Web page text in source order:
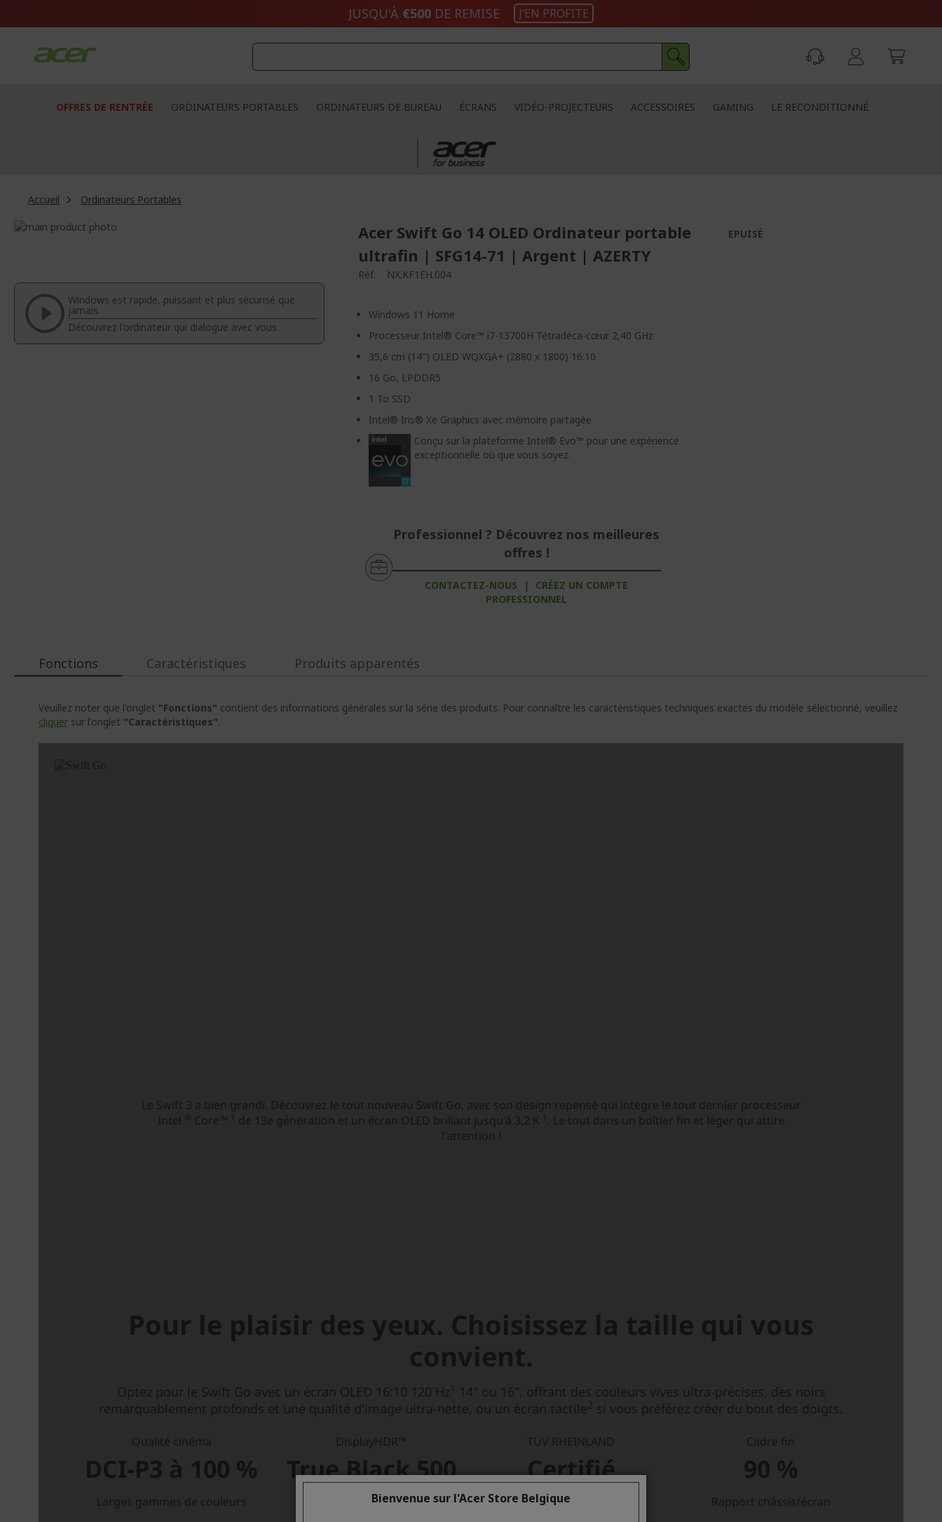
JUSQU'À €500 DE REMISE J’EN PROFITE
OFFRES DE RENTRÉE ORDINATEURS PORTABLES ORDINATEURS DE BUREAU ÉCRANS VIDÉO-PROJECTEURS ACCESSOIRES GAMING LE RECONDITIONNÉ
Accueil
Ordinateurs Portables
Passer
de
galerie
d’images
de
Galerie
d’images
Windows est rapide, puissant et plus sécurisé que
jamais.
Découvrez l'ordinateur qui dialogue avec vous.
Acer Swift Go 14 OLED Ordinateur portable
ultrafin | SFG14-71 | Argent | AZERTY
Réf. NX.KF1EH.004
Windows 11 Home
Processeur Intel® Core™ i7-13700H Tétradéca-cœur 2,40 GHz
35,6 cm (14") OLED WQXGA+ (2880 x 1800) 16:10
16 Go, LPDDR5
1 To SSD
Intel® Iris® Xe Graphics avec mémoire partagée
Conçu sur la plateforme Intel® Evo™ pour une expérience
exceptionnelle où que vous soyez.
Professionnel ? Découvrez nos meilleures
offres !
CONTACTEZ-NOUS |
CRÉEZ UN COMPTE
PROFESSIONNEL
EPUISÉ
Fonctions
Veuillez noter que l'onglet "Fonctions" contient des informations générales sur la série des produits. Pour connaître les caractéristiques techniques exactes du modèle sélectionné, veuillez
cliquer sur l'onglet "Caractéristiques".
Caractéristiques Produits apparentés
Bienvenue sur l'Acer Store Belgique